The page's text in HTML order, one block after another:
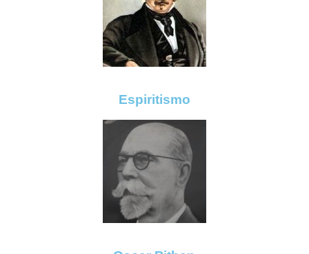
Espiritismo